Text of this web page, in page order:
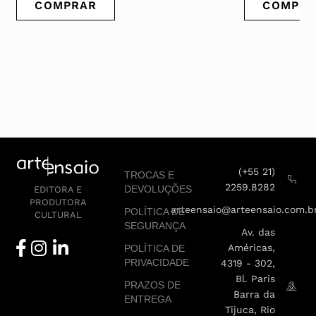
COMPRAR
EDITORA E
PRODUTORA
CULTURAL
TROCAS E
DEVOLUÇÕES
POLÍTICA DE
SEGURANÇA
POLÍTICA DE
PRIVACIDADE
PRAZOS DE
ENTREGA
(+55 21)
2259.8282
Av. das
Américas,
4319 - 302,
Bl. Paris
Barra da
Tijuca, Rio